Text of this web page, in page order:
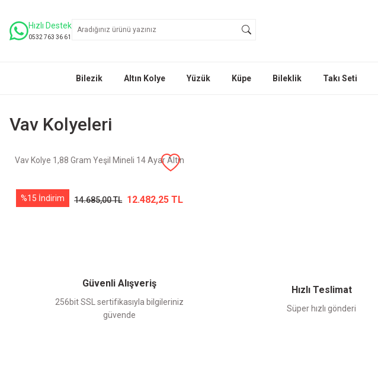
Hızlı Destek
0532 763 36 61
Bilezik Altın Kolye Yüzük Küpe Bileklik Takı Seti
Vav Kolyeleri
Vav Kolye 1,88 Gram Yeşil Mineli 14 Ayar Altın
%15 İndirim 14.685,00 TL 12.482,25 TL
Güvenli Alışveriş
256bit SSL sertifikasıyla bilgileriniz
güvende
Hızlı Teslimat
Süper hızlı gönderi